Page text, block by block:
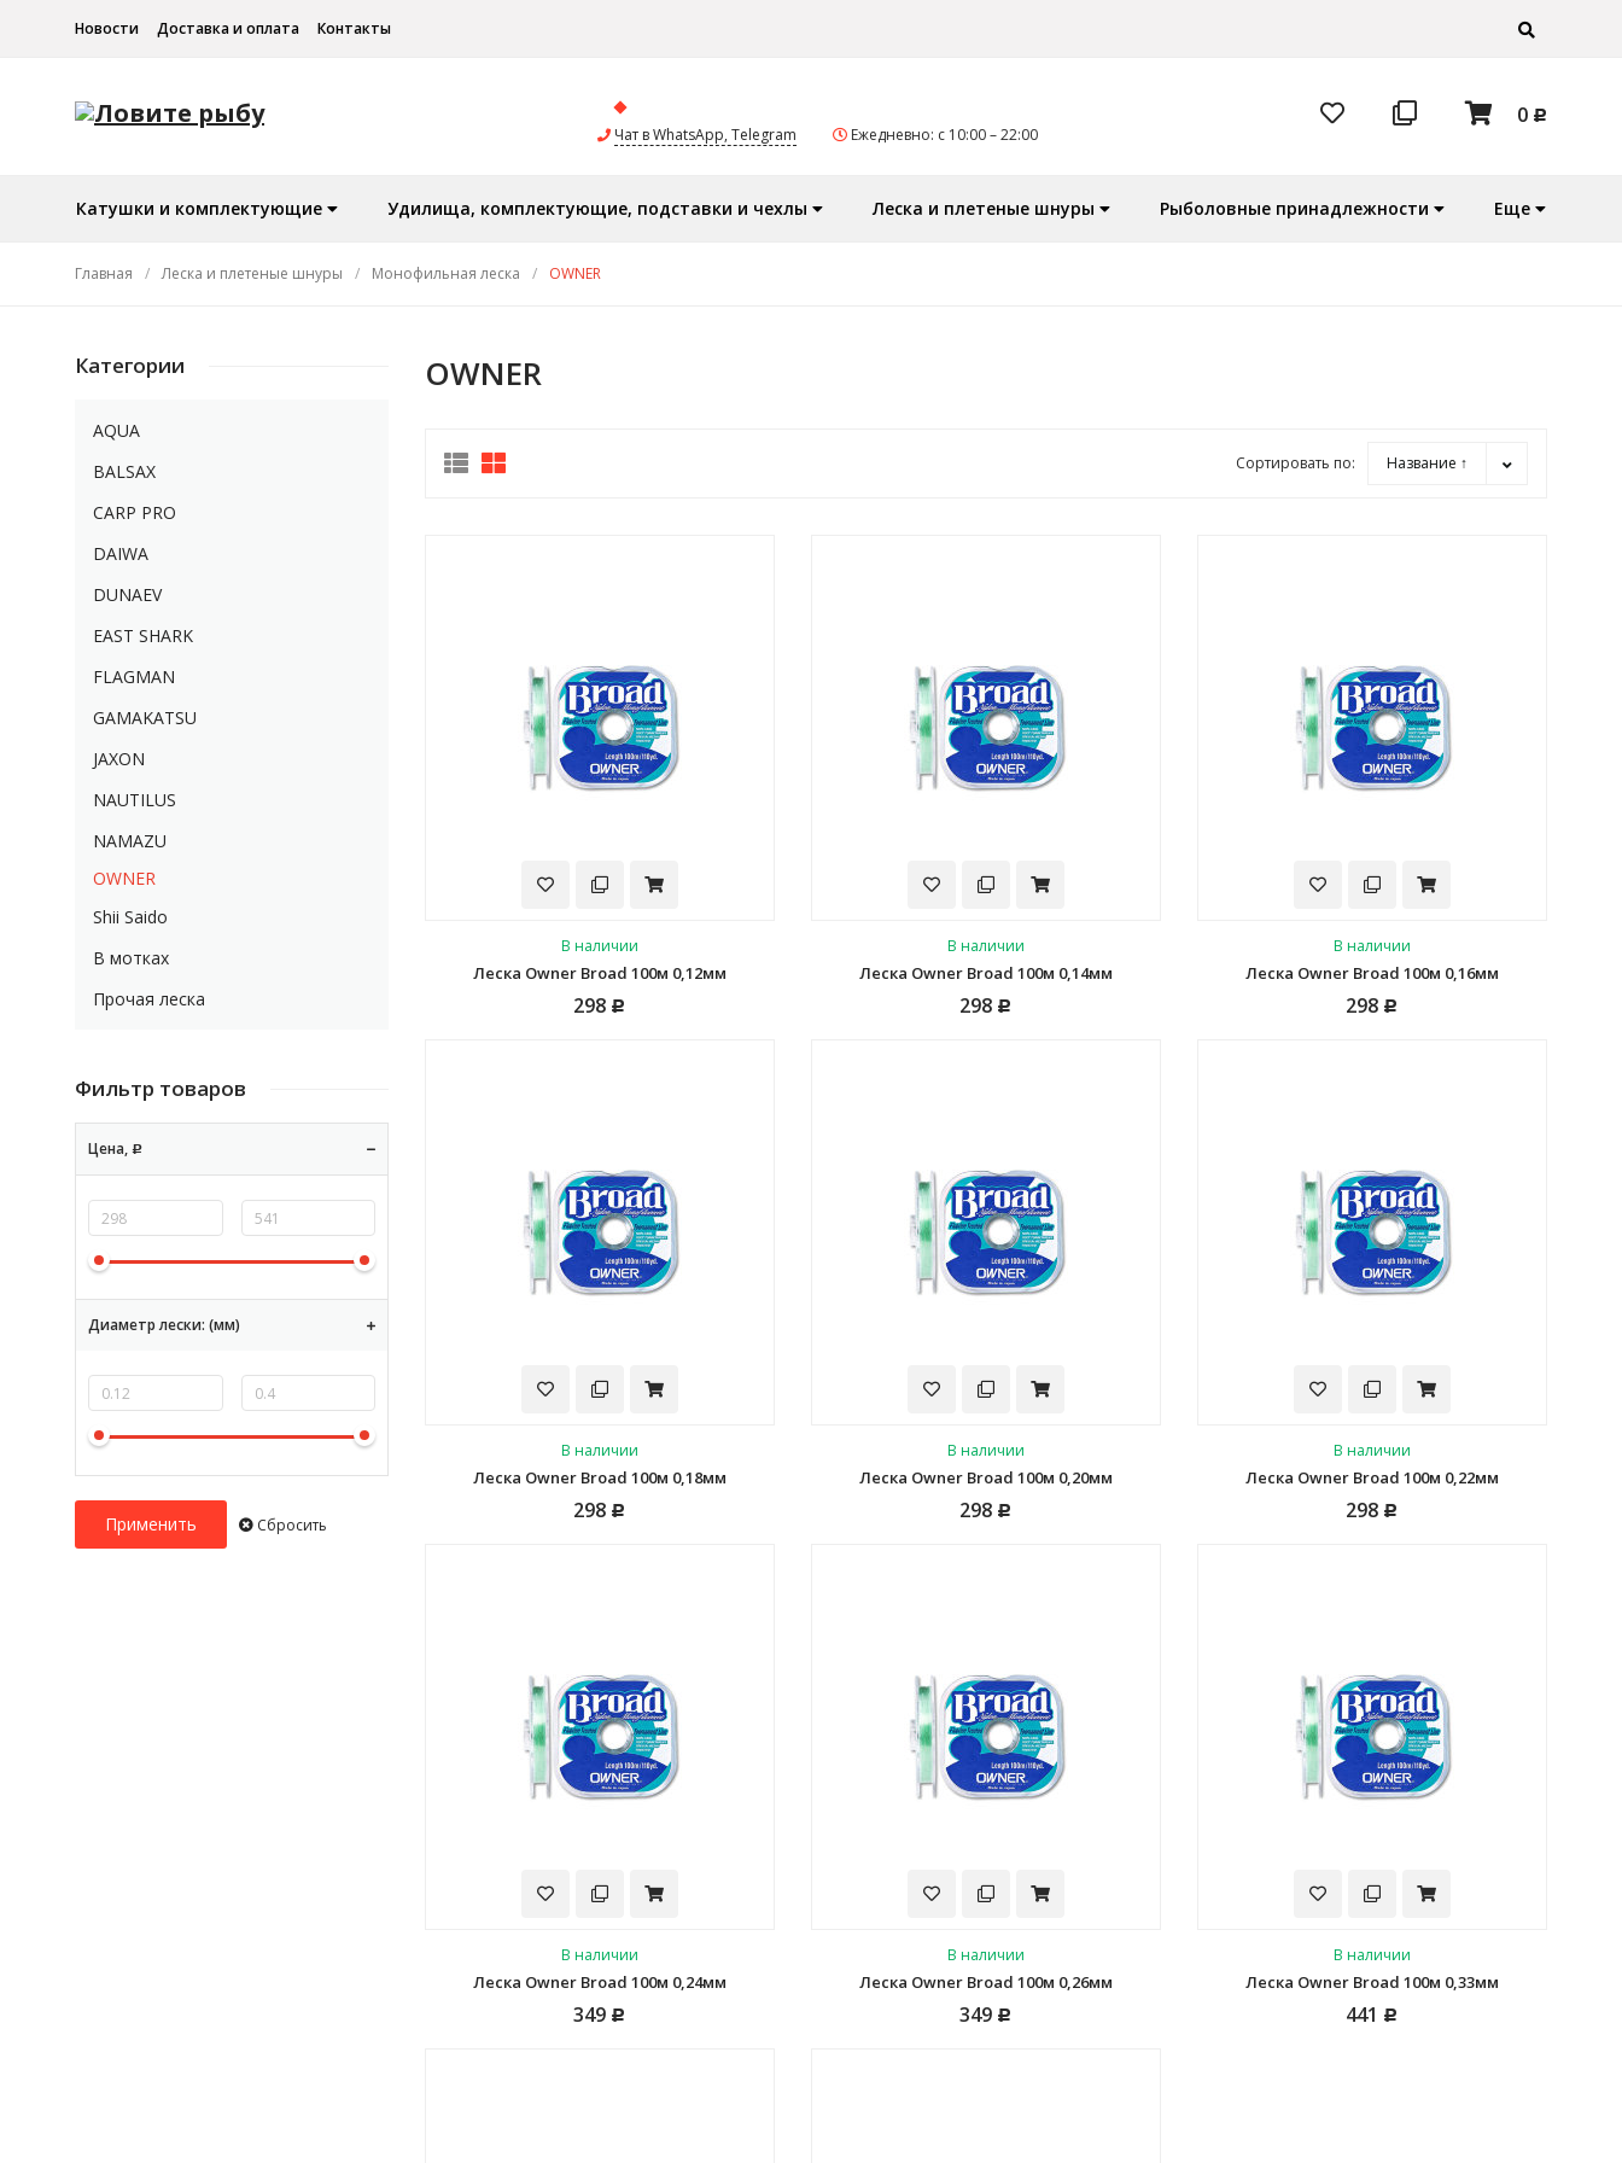
Новости Доставка и оплата Контакты
Чат в WhatsApp, Telegram Ежедневно: с 10:00 – 22:00
0 Р
Катушки и комплектующие Удилища, комплектующие, подставки и чехлы Леска и плетеные шнуры Рыболовные принадлежности Еще
Главная / Леска и плетеные шнуры / Монофильная леска / OWNER
Категории
AQUA
BALSAX
CARP PRO
DAIWA
DUNAEV
EAST SHARK
FLAGMAN
GAMAKATSU
JAXON
NAUTILUS
NAMAZU
OWNER
Shii Saido
В мотках
Прочая леска
Фильтр товаров
Цена, Р
Диаметр лески: (мм)
Сбросить
OWNER
Сортировать по: Название ↑
В наличии
Леска Owner Broad 100м 0,12мм
298 Р
В наличии
Леска Owner Broad 100м 0,14мм
298 Р
В наличии
Леска Owner Broad 100м 0,16мм
298 Р
В наличии
Леска Owner Broad 100м 0,18мм
298 Р
В наличии
Леска Owner Broad 100м 0,20мм
298 Р
В наличии
Леска Owner Broad 100м 0,22мм
298 Р
В наличии
Леска Owner Broad 100м 0,24мм
349 Р
В наличии
Леска Owner Broad 100м 0,26мм
349 Р
В наличии
Леска Owner Broad 100м 0,33мм
441 Р